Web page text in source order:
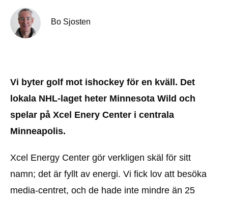
Bo Sjosten
Vi byter golf mot ishockey för en kväll. Det
lokala NHL-laget heter Minnesota Wild och
spelar på Xcel Enery Center i centrala
Minneapolis.
Xcel Energy Center gör verkligen skäl för sitt
namn; det är fyllt av energi. Vi fick lov att besöka
media-centret, och de hade inte mindre än 25